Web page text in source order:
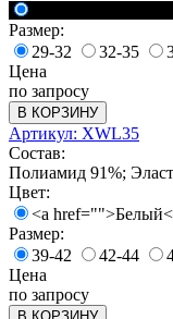
Размер:
29-32
32-35
Цена
по запросу
В КОРЗИНУ
Артикул: XWL35
Состав:
Полиамид 91%;
Цвет:
<a
Размер:
39-42
42-44
Цена
по запросу